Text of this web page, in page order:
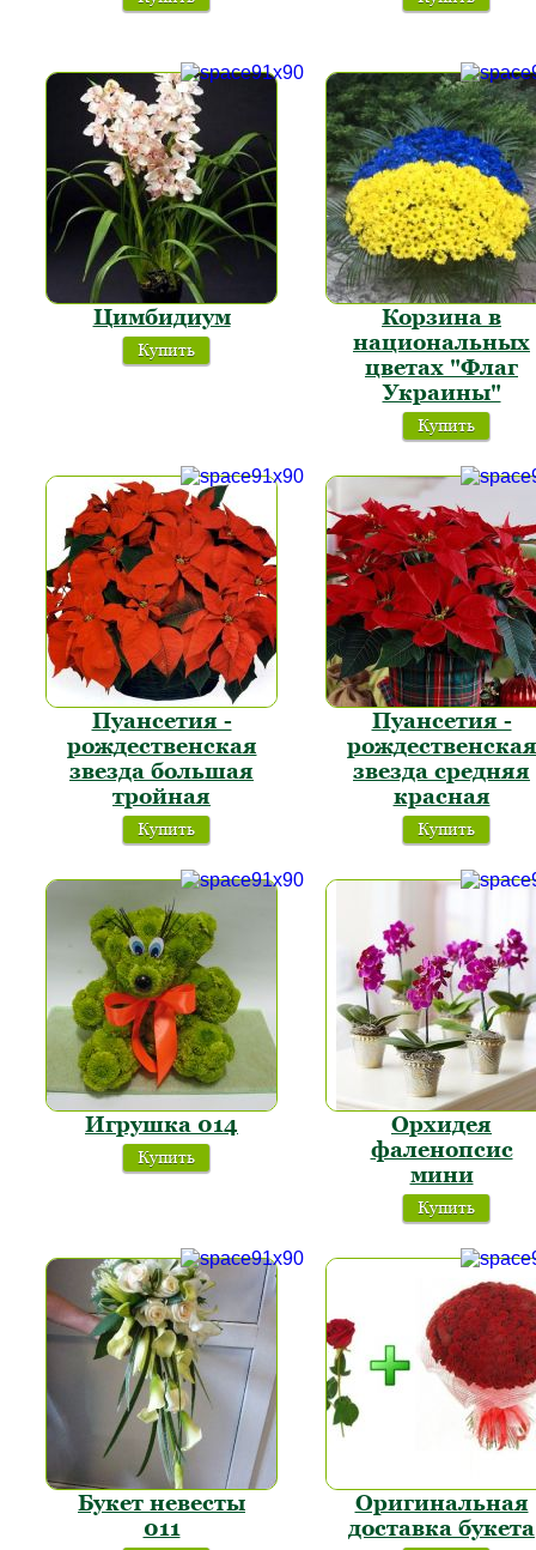
Цимбидиум
Купить
Корзина в
национальных
цветах "Флаг
Украины"
Купить
Пуансетия -
рождественская
звезда большая
тройная
Купить
Пуансетия -
рождественская
звезда средняя
красная
Купить
Игрушка 014
Купить
Орхидея
фаленопсис
мини
Купить
Букет невесты
011
Оригинальная
доставка букета